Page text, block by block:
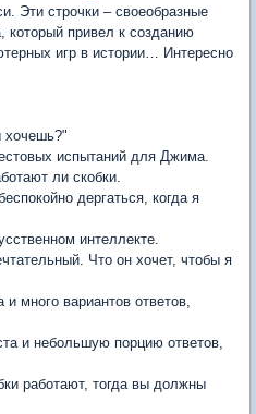
Эти строчки – своеобразные
который привел к созданию
игр в истории… Интересно
хочешь?"
испытаний для Джима.
ли скобки.
дергаться, когда я
интеллекте.
Что он хочет, чтобы я
много вариантов ответов,
и небольшую порцию ответов,
работают, тогда вы должны